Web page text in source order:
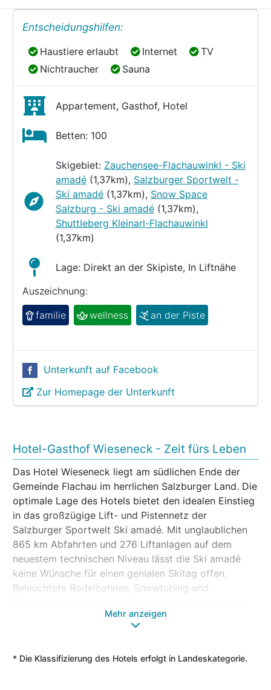
Entscheidungshilfen:
Haustiere erlaubt
Haustiere erlaubt Internet
Internet TV
TV
Nichtraucher
Nichtraucher Sauna
Sauna
Appartement, Gasthof, Hotel
Betten: 100
Skigebiet: Zauchensee-Flachauwinkl - Ski
amadé(1,37km), Salzburger Sportwelt -
Ski amadé(1,37km), Snow Space
Salzburg - Ski amadé(1,37km),
Shuttleberg Kleinarl-Flachauwinkl
(1,37km)
Lage: Direkt an der Skipiste, In Liftnähe
Auszeichnung:
familie
wellness an der Piste
Unterkunft auf Facebook
Zur Homepage der Unterkunft
Hotel-Gasthof Wieseneck - Zeit fürs Leben
Das Hotel Wieseneck liegt am südlichen Ende der
Gemeinde Flachau im herrlichen Salzburger Land. Die
optimale Lage des Hotels bietet den idealen Einstieg
in das großzügige Lift- und Pistennetz der
Salzburger Sportwelt Ski amadé. Mit unglaublichen
865 km Abfahrten und 276 Liftanlagen auf dem
neuestem technischen Niveau lässt die Ski amadé
keine Wünsche für einen genialen Skitag offen.
Beleuchtete Rodelbahnen, Snowtubing und
am Berg an. Und auch im Tal geht’s rund: Langlaufen
auf der Tauernloipe - das Hotel liegt direkt an den
und ausgedehnte Spaziergänge in der idealen
Mehr anzeigen
* Die Klassifizierung des Hotels erfolgt in Landeskategorie.